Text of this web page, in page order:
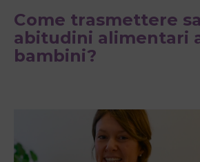
Come trasmettere
abitudini alimentari
bambini?